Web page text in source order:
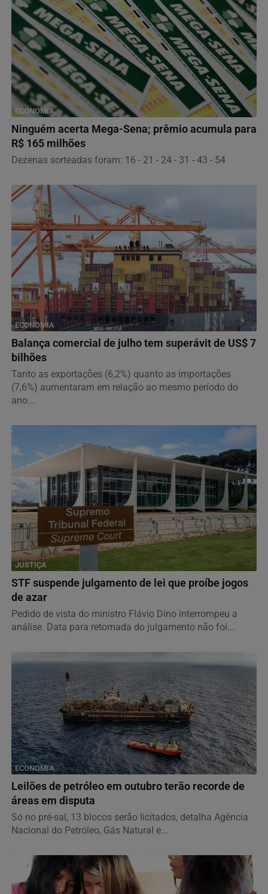
ECONOMIA
Ninguém acerta Mega-Sena; prêmio acumula para
R$ 165 milhões
Dezenas sorteadas foram: 16 - 21 - 24 - 31 - 43 - 54
ECONOMIA
Balança comercial de julho tem superávit de US$ 7
bilhões
Tanto as exportações (6,2%) quanto as importações
(7,6%) aumentaram em relação ao mesmo período do
ano...
JUSTIÇA
STF suspende julgamento de lei que proíbe jogos
de azar
Pedido de vista do ministro Flávio Dino interrompeu a
análise. Data para retomada do julgamento não foi...
ECONOMIA
Leilões de petróleo em outubro terão recorde de
áreas em disputa
Só no pré-sal, 13 blocos serão licitados, detalha Agência
Nacional do Petróleo, Gás Natural e...